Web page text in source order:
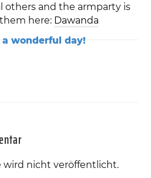
others and the armparty is
here: Dawanda
wonderful day!
wird nicht veröffentlicht.